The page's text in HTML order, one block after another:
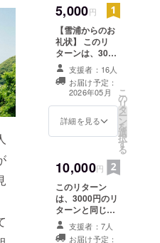
年7カ月、
2012年11月
に雪浦に帰
郷。2013年5
月に西海市
議会議員
に。現在、
特定非営利
活動法人雪
ね理事長。
5,000円
【雪浦からのお
礼状】 このリ
ターンは、3000
円のリターンと
同じ内容になり
ます。感謝の気
持ちを込めて、
お礼状をお送り
します。
支援者：16人
お届け予定：
2026年05月
詳細を見る
こ
の
リ
タ
ー
ン
を
選
択
す
る
10,000円
このリターン
は、3000円のリ
ターンと同じ内
容になります。
感謝の気持ちを
支援者：7人
お届け予定：